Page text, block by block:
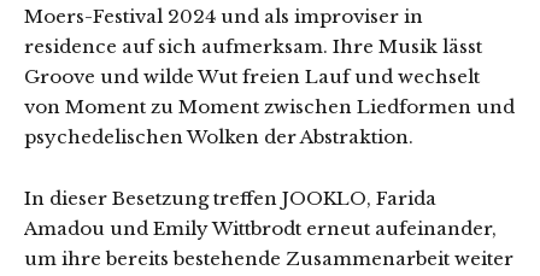
Moers-Festival 2024 und als improviser in
residence auf sich aufmerksam. Ihre Musik lässt
Groove und wilde Wut freien Lauf und wechselt
von Moment zu Moment zwischen Liedformen und
psychedelischen Wolken der Abstraktion.
In dieser Besetzung treffen JOOKLO, Farida
Amadou und Emily Wittbrodt erneut aufeinander,
um ihre bereits bestehende Zusammenarbeit weiter